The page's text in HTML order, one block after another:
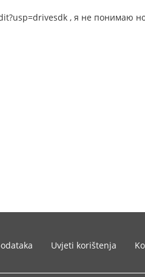
, я не понимаю
Uvjeti korištenja